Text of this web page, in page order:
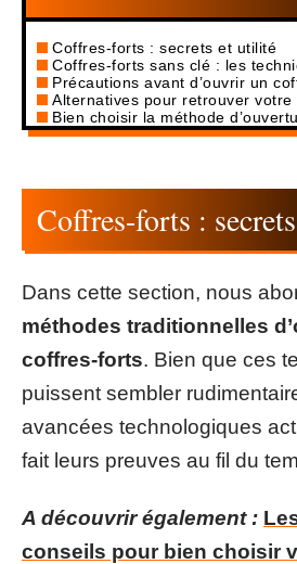
Coffres-forts : secrets et utilité
Coffres-forts sans clé : les
Précautions avant d’ouvrir un
Alternatives pour retrouver votre
Bien choisir la méthode
Coffres-forts :
Dans cette section, nous
méthodes traditionnelles
coffres-forts. Bien que ces
puissent sembler
avancées technologiques
fait leurs preuves au fil du
A découvrir également :
conseils pour bien choisir